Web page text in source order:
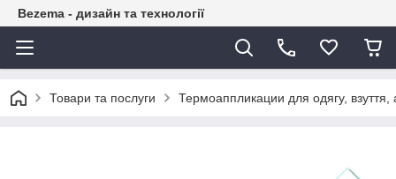
Bezema - дизайн та технології
Товари та послуги Термоаппликации для одягу, взуття,